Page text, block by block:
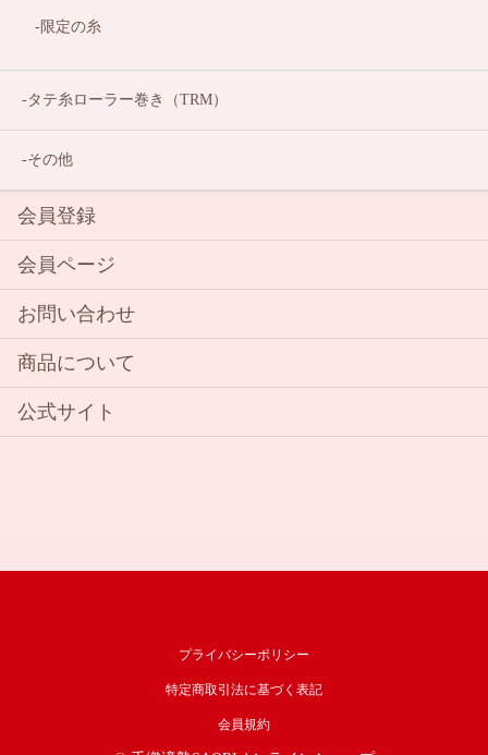
限定の糸
タテ糸ローラー巻き（TRM）
その他
会員登録
会員ページ
お問い合わせ
商品について
公式サイト
プライバシーポリシー
特定商取引法に基づく表記
会員規約